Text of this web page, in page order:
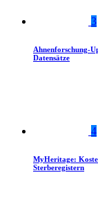
3
Ahnenforschung-
Datensätze
4
MyHeritage:
Sterberegistern